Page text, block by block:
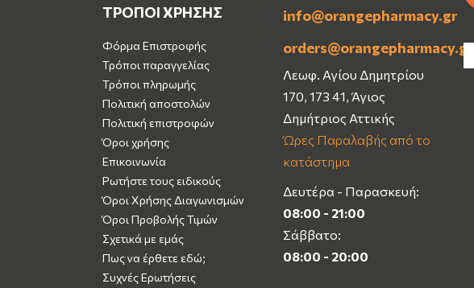
ΤΡΟΠΟΙ ΧΡΗΣΗΣ
Φόρμα Επιστροφής
Τρόποι παραγγελίας
Τρόποι πληρωμής
Πολιτική αποστολών
Πολιτική επιστροφών
Όροι χρήσης
Επικοινωνία
Ρωτήστε τους ειδικούς
Όροι Χρήσης Διαγωνισμών
Όροι Προβολής Τιμών
Σχετικά με εμάς
Πως να έρθετε εδώ;
Συχνές Ερωτήσεις
info@orangepharmacy.gr
orders@orangepharmacy.gr
Λεωφ. Αγίου Δημητρίου
170, 173 41, Άγιος
Δημήτριος Αττικής
Ώρες Παραλαβής από το
κατάστημα
Δευτέρα - Παρασκευή:
08:00 - 21:00
Σάββατο:
08:00 - 20:00